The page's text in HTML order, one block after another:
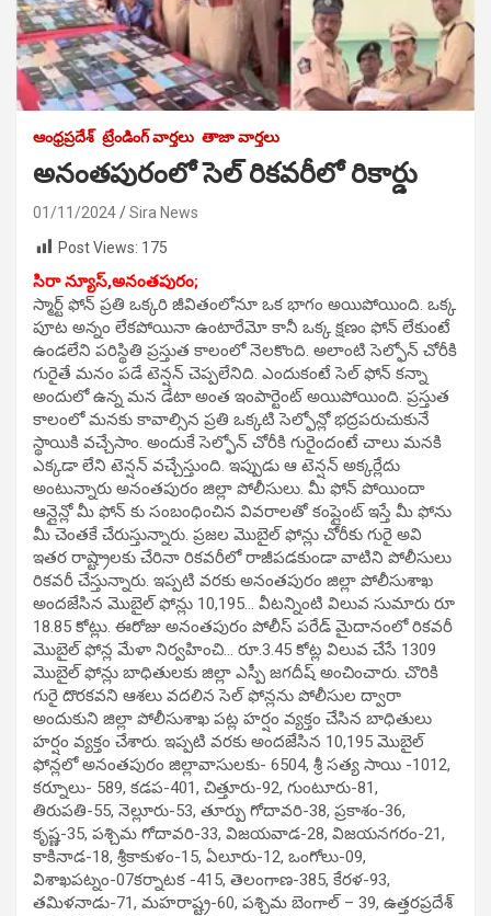
ఆంధ్రప్రదేశ్ ట్రేండింగ్ వార్తలు తాజా వార్తలు
అనంతపురంలో సెల్ రికవరీలో రికార్డు
01/11/2024
Sira News
Post Views: 175
సిరా న్యూస్,అనంతపురం;
స్మార్ట్ ఫోన్ ప్రతి ఒక్కరి జీవితంలోనూ ఒక భాగం అయిపోయింది. ఒక్క
పూట అన్నం లేకపోయినా ఉంటారేమో కానీ ఒక్క క్షణం ఫోన్ లేకుంటే
ఉండలేని పరిస్థితి ప్రస్తుత కాలంలో నెలకొంది. అలాంటి సెల్ఫోన్ చోరీకి
గురైతే మనం పడే టెన్షన్ చెప్పలేనిది. ఎందుకంటే సెల్ ఫోన్ కన్నా
అందులో ఉన్న మన డేటా అంత ఇంపార్టెంట్ అయిపోయింది. ప్రస్తుత
కాలంలో మనకు కావాల్సిన ప్రతి ఒక్కటి సెల్ఫోన్లో భద్రపరుచుకునే
స్థాయికి వచ్చేసాం. అందుకే సెల్ఫోన్ చోరీకి గురైందంటే చాలు మనకి
ఎక్కడా లేని టెన్షన్ వచ్చేస్తుంది. ఇప్పుడు ఆ టెన్షన్ అక్కర్లేదు
అంటున్నారు అనంతపురం జిల్లా పోలీసులు. మీ ఫోన్ పోయిందా
ఆన్లైన్లో మీ ఫోన్ కు సంబంధించిన వివరాలతో కంప్లైంట్ ఇస్తే మీ ఫోను
మీ చెంతకే చేరుస్తున్నారు. ప్రజల మొబైల్ ఫోన్లు చోరీకు గురై అవి
ఇతర రాష్ట్రాలకు చేరినా రికవరీలో రాజీపడకుండా వాటిని పోలీసులు
రికవరీ చేస్తున్నారు. ఇప్పటి వరకు అనంతపురం జిల్లా పోలీసుశాఖ
అందజేసిన మొబైల్ ఫోన్లు 10,195… వీటన్నింటి విలువ సుమారు రూ
18.85 కోట్లు. ఈరోజు అనంతపురం పోలీస్ పరేడ్ మైదానంలో రికవరీ
మొబైల్ ఫోన్ల మేళా నిర్వహించి… రూ.3.45 కోట్ల విలువ చేసే 1309
మొబైల్ ఫోన్లు బాధితులకు జిల్లా ఎస్పీ జగదీష్ అంచించారు. చొరికి
గురై దొరకవని ఆశలు వదలిన సెల్ ఫోన్లను పోలీసుల ద్వారా
అందుకుని జిల్లా పోలీసుశాఖ పట్ల హర్షం వ్యక్తం చేసిన బాధితులు
హర్షం వ్యక్తం చేశారు. ఇప్పటి వరకు అందజేసిన 10,195 మొబైల్
ఫోన్లలో అనంతపురం జిల్లావాసులకు- 6504, శ్రీ సత్య సాయి -1012,
కర్నూలు- 589, కడప-401, చిత్తూరు-92, గుంటూరు-81,
తిరుపతి-55, నెల్లూరు-53, తూర్పు గోదావరి-38, ప్రకాశం-36,
కృష్ణ-35, పశ్చిమ గోదావరి-33, విజయవాడ-28, విజయనగరం-21,
కాకినాడ-18, శ్రీకాకుళం-15, ఏలూరు-12, ఒంగోలు-09,
విశాఖపట్నం-07కర్నాటక -415, తెలంగాణ-385, కేరళ-93,
తమిళనాడు-71, మహరాష్ట్ర-60, పశ్చిమ బెంగాల్ – 39, ఉత్తరప్రదేశ్